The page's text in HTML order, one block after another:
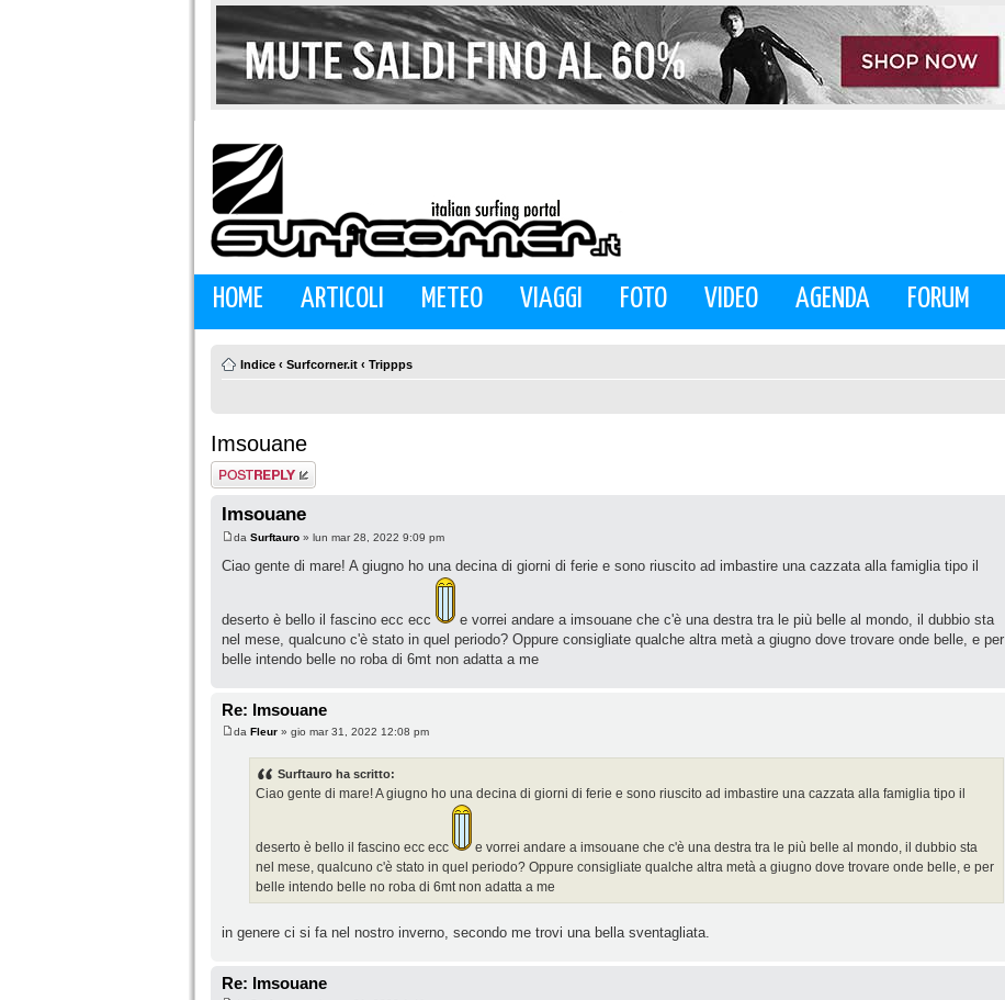
HOME ARTICOLI METEO VIAGGI FOTO VIDEO AGENDA FORUM
Indice ‹ Surfcorner.it ‹ Trippps
Imsouane
Rispondi al
messaggio
Imsouane
da Surftauro » lun mar 28, 2022 9:09 pm
Ciao gente di mare! A giugno ho una decina di giorni di ferie e sono riuscito ad imbastire una cazzata alla famiglia tipo il
deserto è bello il fascino ecc ecc
e vorrei andare a imsouane che c'è una destra tra le più belle al mondo, il dubbio sta
nel mese, qualcuno c'è stato in quel periodo? Oppure consigliate qualche altra metà a giugno dove trovare onde belle, e per
belle intendo belle no roba di 6mt non adatta a me
Re: Imsouane
da Fleur » gio mar 31, 2022 12:08 pm
Surftauro ha scritto:
Ciao gente di mare! A giugno ho una decina di giorni di ferie e sono riuscito ad imbastire una cazzata alla famiglia tipo il
deserto è bello il fascino ecc ecc
e vorrei andare a imsouane che c'è una destra tra le più belle al mondo, il dubbio sta
nel mese, qualcuno c'è stato in quel periodo? Oppure consigliate qualche altra metà a giugno dove trovare onde belle, e per
belle intendo belle no roba di 6mt non adatta a me
in genere ci si fa nel nostro inverno, secondo me trovi una bella sventagliata.
Re: Imsouane